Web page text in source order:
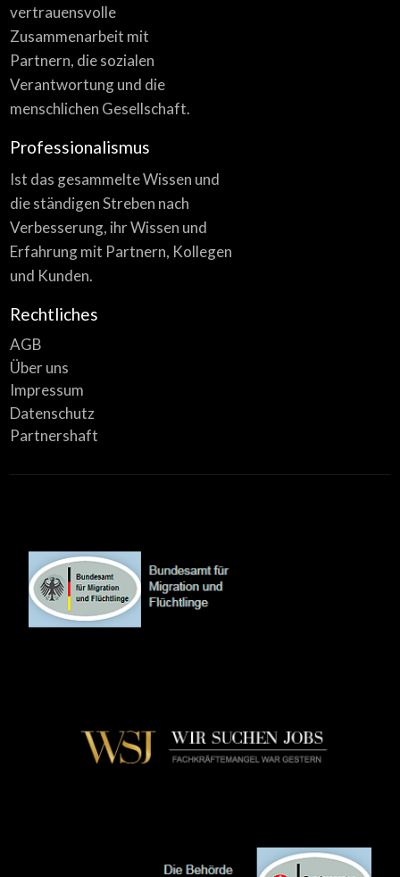
vertrauensvolle
Zusammenarbeit mit
Partnern, die sozialen
Verantwortung und die
menschlichen Gesellschaft.
Professionalismus
Ist das gesammelte Wissen und
die ständigen Streben nach
Verbesserung, ihr Wissen und
Erfahrung mit Partnern, Kollegen
und Kunden.
Rechtliches
AGB
Über uns
Impressum
Datenschutz
Partnershaft